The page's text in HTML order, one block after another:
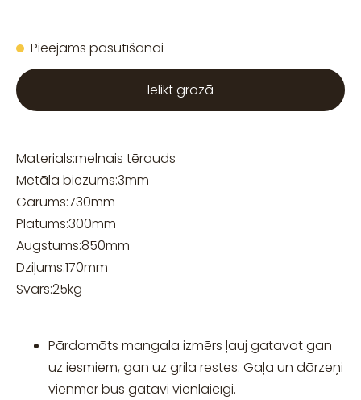
Pieejams pasūtīšanai
Ielikt grozā
Materials:melnais tērauds
Metāla biezums:3mm
Garums:730mm
Platums:300mm
Augstums:850mm
Dziļums:170mm
Svars:25kg
Pārdomāts mangala izmērs ļauj gatavot gan
uz iesmiem, gan uz grila restes. Gaļa un dārzeņi
vienmēr būs gatavi vienlaicīgi.